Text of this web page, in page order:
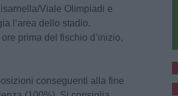
Viale Olimpiadi e
l’area dello stadio.
prima del fischio d’inizio,
conseguenti alla fine